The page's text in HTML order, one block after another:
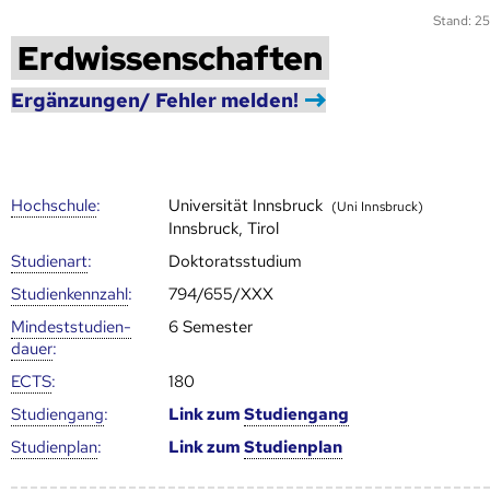
Stand:
Erdwissenschaften
Ergänzungen/ Fehler melden!
Hoch­schule: Universität Innsbruck (Uni Innsbruck)
Innsbruck, Tirol
Studienart:
Doktoratsstudium
Studien­kenn­zahl:
794/655/XXX
Mindest­studien­
dauer:
6 Semester
ECTS:
180
Studien­gang: Link zumStudien­gang
Studien­plan: Link zumStudien­plan